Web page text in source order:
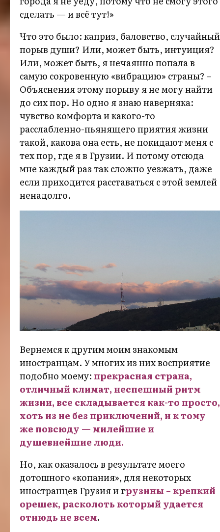
сделать — и всё тут!»
Что это было: каприз, баловство, случайный
порыв души? Или, может быть, интуиция?
Или, может быть, я нечаянно попала в
самую сокровенную «вибрацию» страны? –
Объяснения этому порыву я не могу найти
до сих пор. Но одно я знаю наверняка:
чувство комфорта и какого-то
расслабленно-пьянящего приятия жизни
такой, какова она есть, не покидают меня с
тех пор, где я в Грузии. И потому отсюда
мне каждый раз так сложно уезжать, даже
если приходится расставаться с этой землей
ненадолго.
Вернемся к другим моим знакомым
иностранцам. У многих из них восприятие
подобно моему: прекрасная страна,
отличный климат, неспешный ритм
жизни, все складывается как-то просто,
хоть из не без приключений, и к тому
же повсюду — милейшие и
душевнейшие люди.
Но, как оказалось в результате моего
дотошного «копания», для некоторых
иностранцев Грузия игрузины – крепкий
орешек, расколоть который удается
отнюдь не всем.